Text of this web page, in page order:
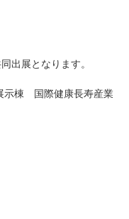
出展となります。
示棟 国際健康長寿産業